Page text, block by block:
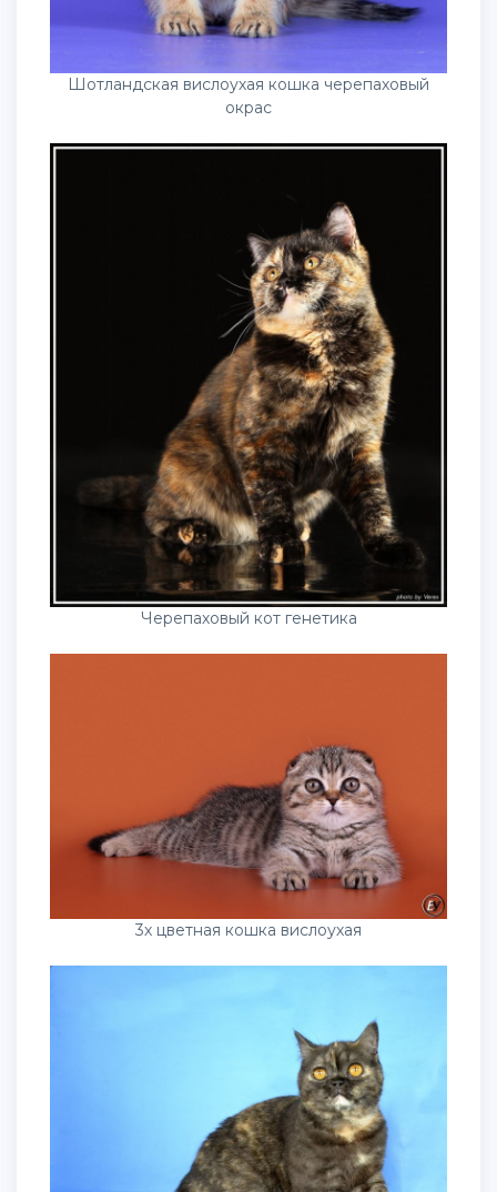
Шотландская вислоухая кошка черепаховый
окрас
Черепаховый кот генетика
3х цветная кошка вислоухая